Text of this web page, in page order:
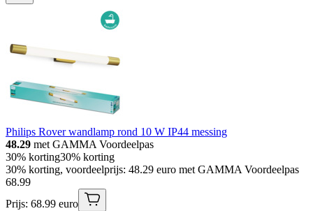
Philips Rover wandlamp rond 10 W IP44 messing
48.29 met GAMMA Voordeelpas
30% korting30% korting
30% korting, voordeelprijs: 48.29 euro met GAMMA Voordeelpas
68.99
Prijs: 68.99 euro